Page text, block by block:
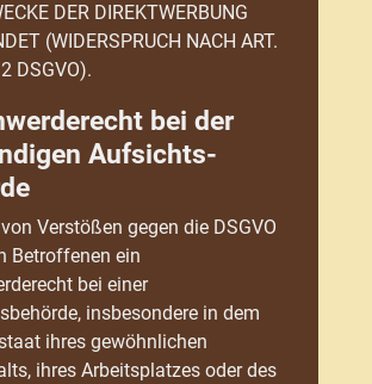
DER DIREKTWERBUNG
(WIDERSPRUCH NACH ART.
DSGVO).
bei der
Aufsichts­
Verstößen gegen die DSGVO
Betroffenen ein
bei einer
insbesondere in dem
ihres gewöhnlichen
ihres Arbeitsplatzes oder des